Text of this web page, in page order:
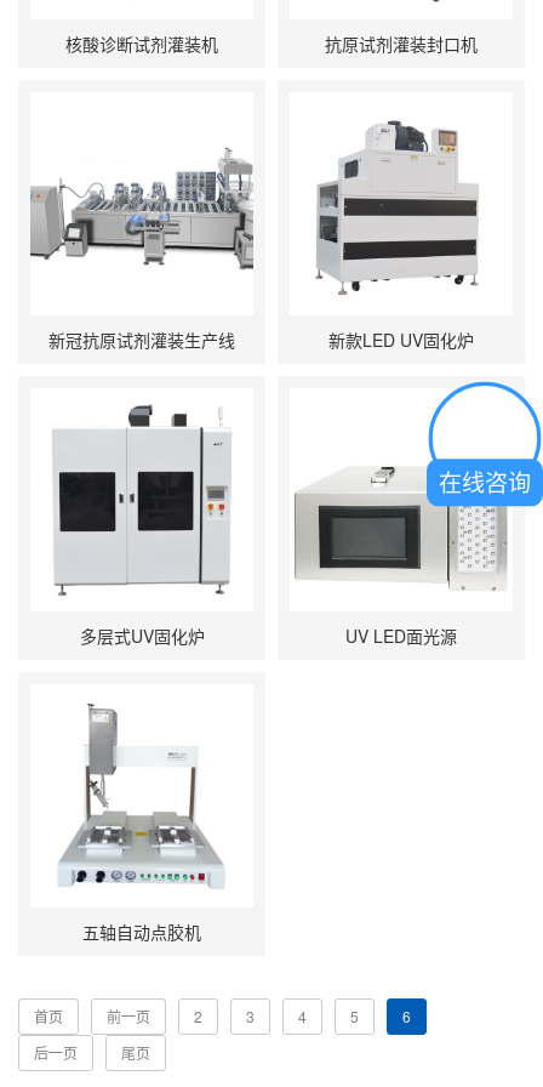
核酸诊断试剂灌装机 抗原试剂灌装封口机
新冠抗原试剂灌装生产线 新款LED UV固化炉
多层式UV固化炉 UV LED面光源
五轴自动点胶机
首页 前一页 2 3 4 5
6
后一页
尾页
在线咨询